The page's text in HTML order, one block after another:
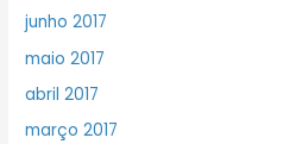
junho 2017
maio 2017
abril 2017
março 2017